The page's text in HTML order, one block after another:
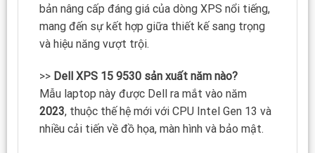
bản nâng cấp đáng giá của dòng XPS nổi tiếng,
mang đến sự kết hợp giữa thiết kế sang trọng
và hiệu năng vượt trội.
>> Dell XPS 15 9530 sản xuất năm nào?
Mẫu laptop này được Dell ra mắt vào năm
2023, thuộc thế hệ mới với CPU Intel Gen 13 và
nhiều cải tiến về đồ họa, màn hình và bảo mật.